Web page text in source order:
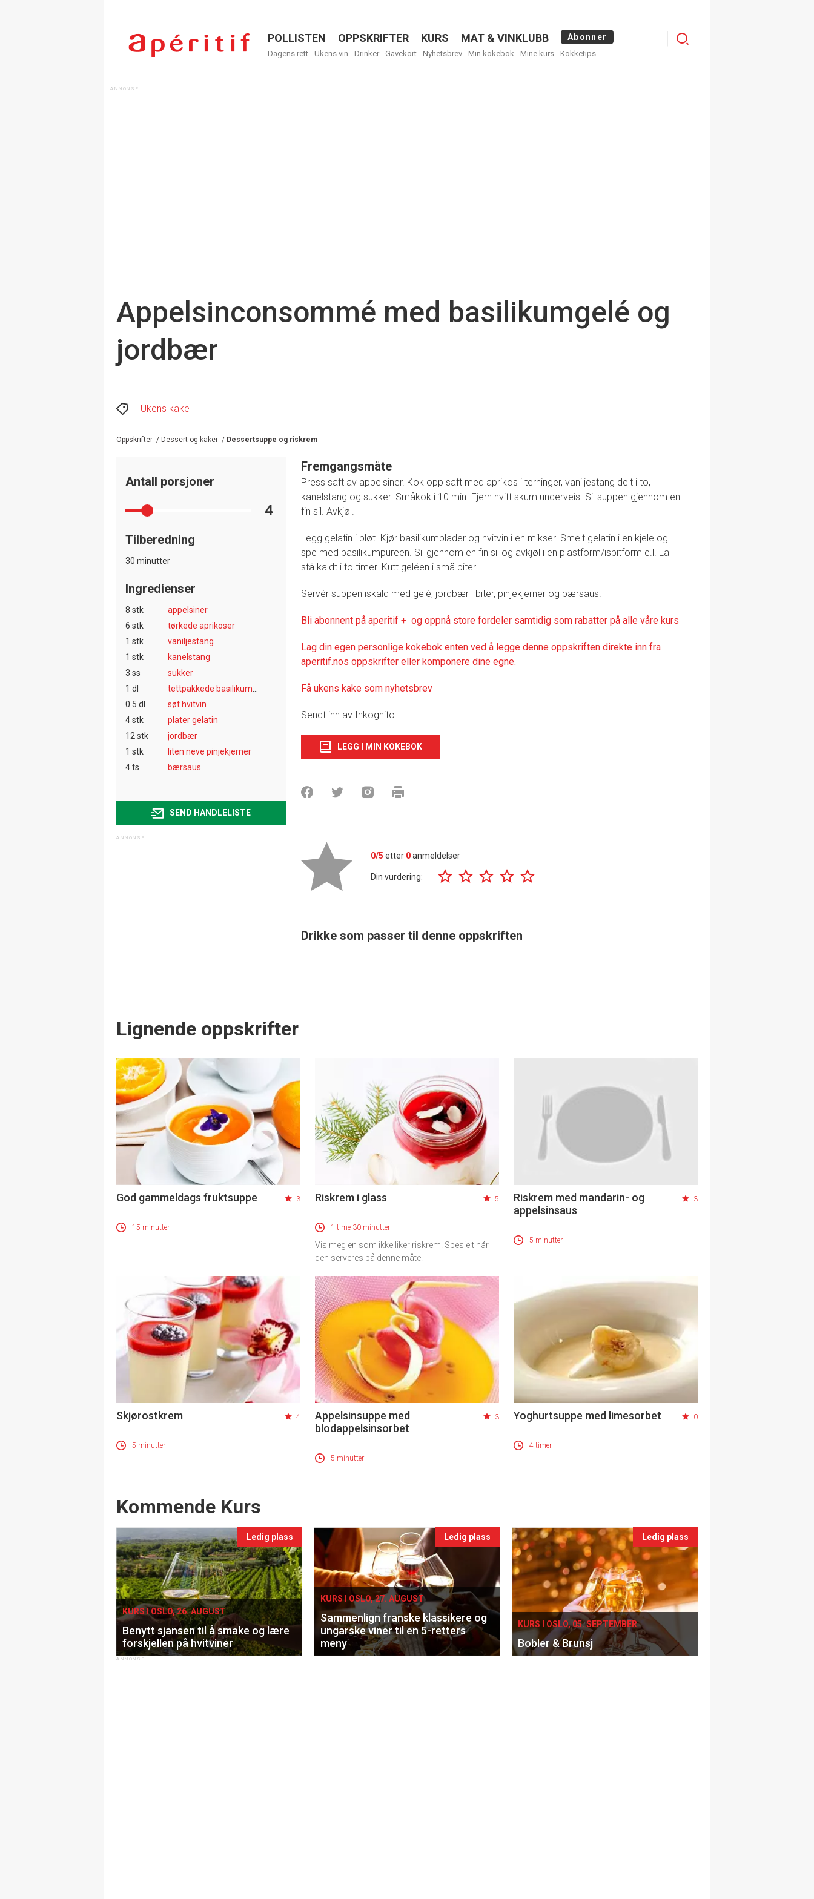
Menu
POLLISTEN OPPSKRIFTER KURS MAT & VINKLUBB Abonner
Dagens rett Ukens vin Drinker Gavekort Nyhetsbrev Min kokebok Mine kurs Kokketips
Logg
Appelsinconsommé med basilikumgelé og
jordbær
Ukens kake
Oppskrifter / Dessert og kaker / Dessertsuppe og riskrem
Antall porsjoner
4
Tilberedning
30 minutter
Ingredienser
8 stk
appelsiner
6 stk
tørkede aprikoser
1 stk
vaniljestang
1 stk
kanelstang
3 ss
sukker
1 dl
0.5 dl
søt hvitvin
4 stk
plater gelatin
12 stk
jordbær
1 stk
liten neve pinjekjerner
4 ts
bærsaus
SEND HANDLELISTE
Fremgangsmåte
Press saft av appelsiner. Kok opp saft med aprikos i terninger, vaniljestang delt i to,
kanelstang og sukker. Småkok i 10 min. Fjern hvitt skum underveis. Sil suppen gjennom en
fin sil. Avkjøl.
Legg gelatin i bløt. Kjør basilikumblader og hvitvin i en mikser. Smelt gelatin i en kjele og
spe med basilikumpureen. Sil gjennom en fin sil og avkjøl i en plastform/isbitform e.l. La
stå kaldt i to timer. Kutt geléen i små biter.
Servér suppen iskald med gelé, jordbær i biter, pinjekjerner og bærsaus.
Bli abonnent på aperitif + og oppnå store fordeler samtidig som rabatter på alle våre kurs
Lag din egen personlige kokebok enten ved å legge denne oppskriften direkte inn fra
aperitif.nos oppskrifter eller komponere dine egne.
Få ukens kake som nyhetsbrev
Sendt inn av Inkognito
LEGG I MIN KOKEBOK
0/5 etter 0anmeldelser
Din vurdering:
Drikke som passer til denne oppskriften
Lignende oppskrifter
God gammeldags fruktsuppe 3
15 minutter
Riskrem i glass 5
1 time 30 minutter
Vis meg en som ikke liker riskrem. Spesielt når
den serveres på denne måte.
Riskrem med mandarin- og
appelsinsaus
3
5 minutter
Skjørostkrem 4
5 minutter
Appelsinsuppe med
blodappelsinsorbet
3
5 minutter
Yoghurtsuppe med limesorbet 0
4 timer
Events
Kommende Kurs
Ledig plass
KURS I OSLO, 26. AUGUST
Benytt sjansen til å smake og lære
forskjellen på hvitviner
Ledig plass
KURS I OSLO, 27. AUGUST
Sammenlign franske klassikere og
ungarske viner til en 5-retters
meny
Ledig plass
KURS I OSLO, 05. SEPTEMBER
Bobler & Brunsj